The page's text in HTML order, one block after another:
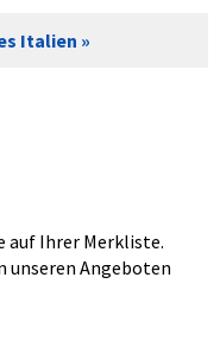
Italien
auf Ihrer Merkliste.
unseren Angeboten